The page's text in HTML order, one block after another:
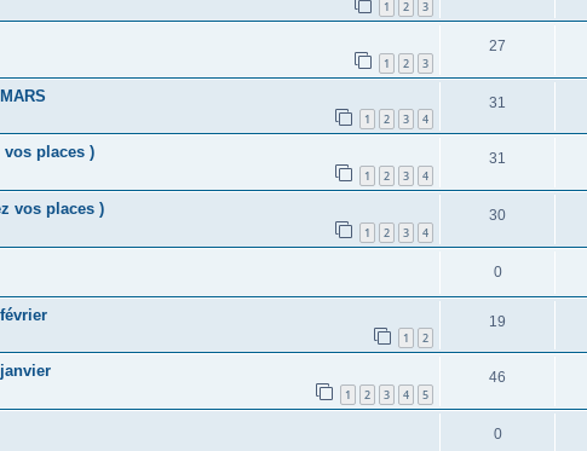
1 2 3
1 2 3
27
1 2 3 4
31
vos places )
1 2 3 4
31
vos places )
1 2 3 4
30
0
1 2
19
1 2 3 4 5
46
0